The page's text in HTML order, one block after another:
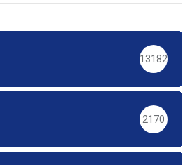
13182
2170